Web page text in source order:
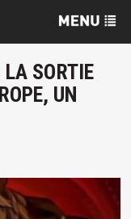
LA SORTIE
UN